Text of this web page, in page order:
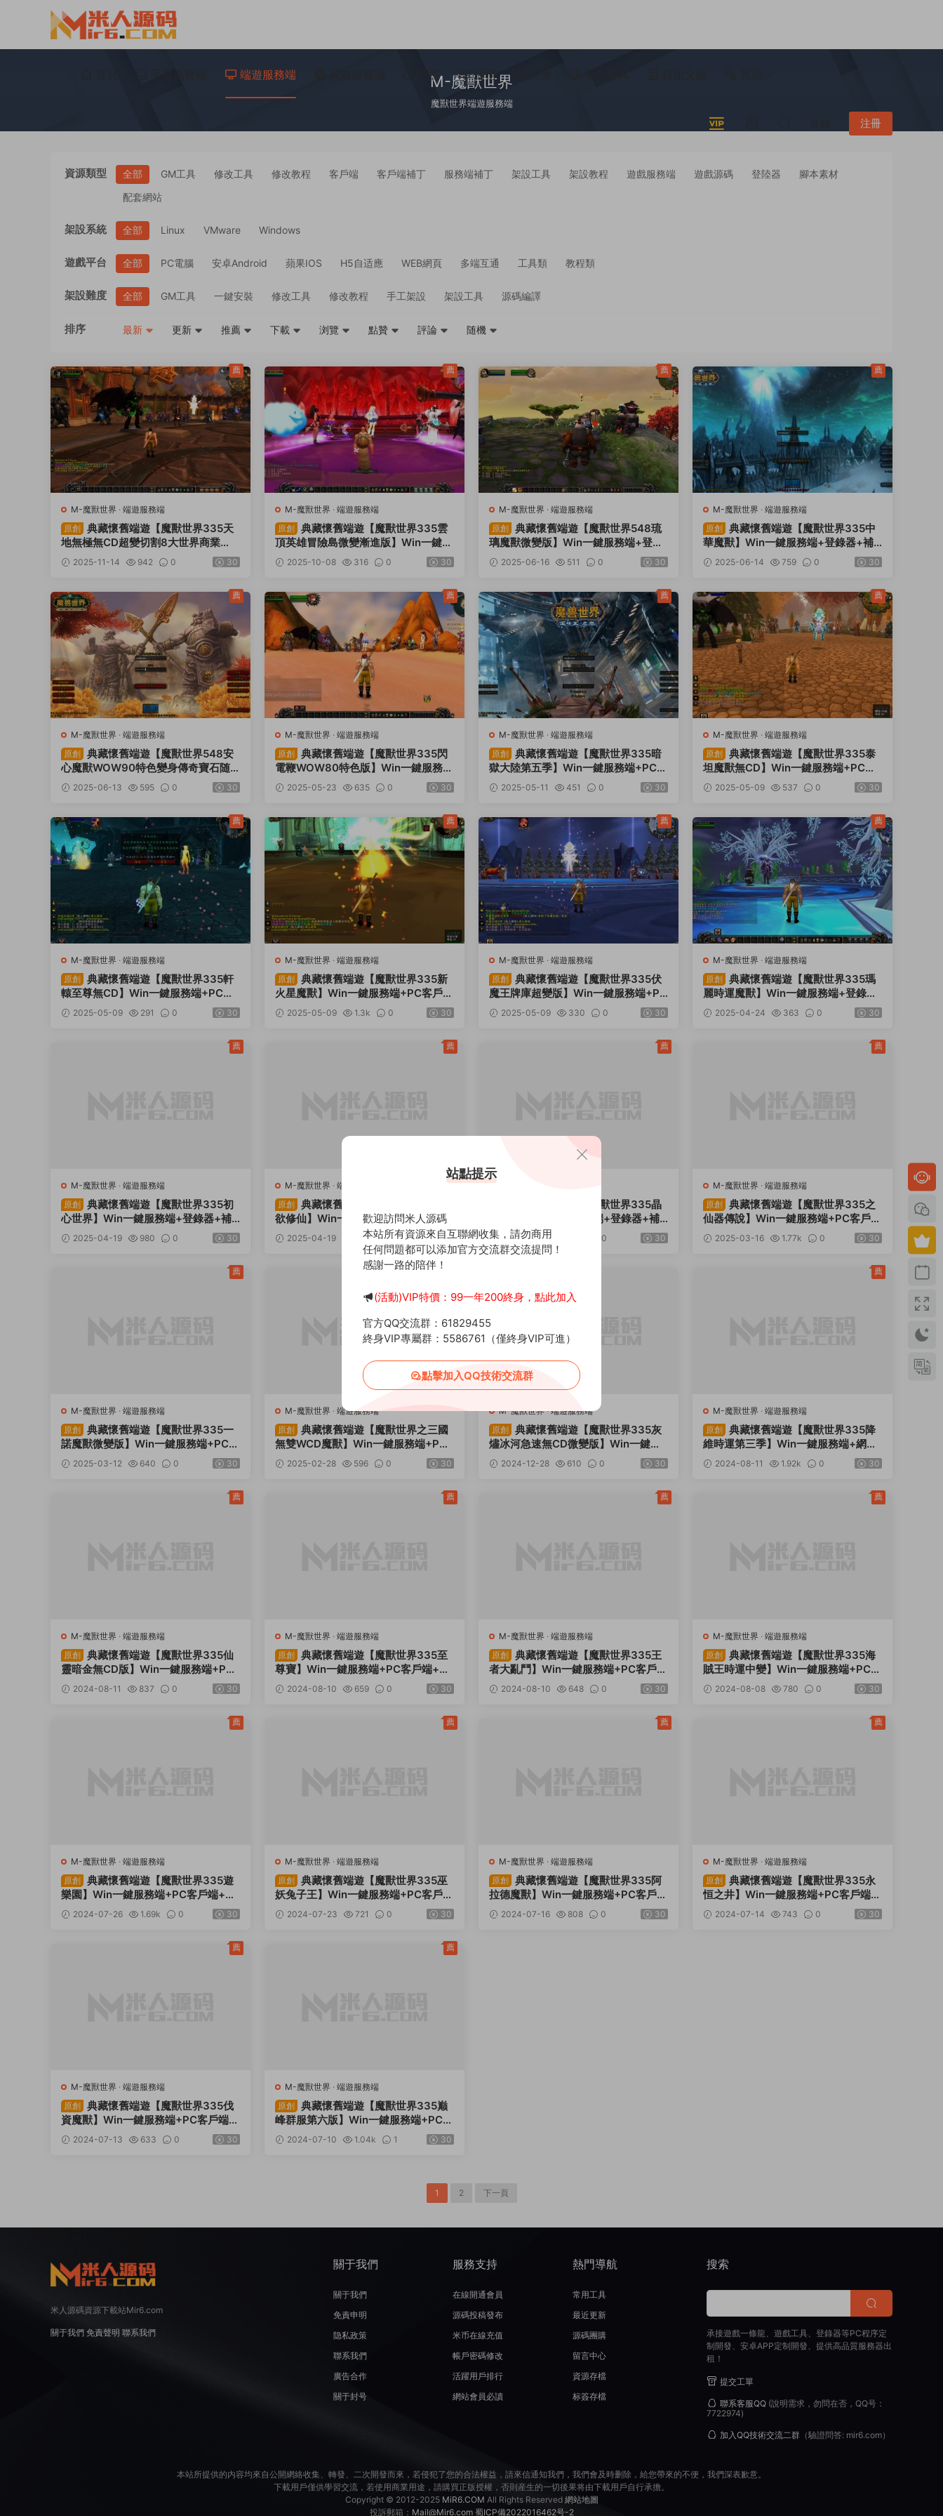
端遊服務端 問答 任務
注冊
M-魔獸世界
魔獸世界端遊服務端
資源類型 全部 GM工具 修改工具 修改教程 客戶端 客戶端補丁 服務端補丁 架設工具 架設教程 遊戲服務端 遊戲源碼 登陸器
腳本素材
配套網站
架設系統 全部 Linux VMware Windows
遊戲平台 全部 PC電腦 安卓Android 蘋果IOS H5自适應 WEB網頁 多端互通 工具類 教程類
架設難度 全部 GM工具 一鍵安裝 修改工具 修改教程 手工架設 架設工具 源碼編譯
排序 最新 更新 推薦 下載 浏覽 點贊 評論 随機
M-魔獸世界 · 端遊服務端
原創
典藏懷舊端遊【魔獸世界335天
地無極無CD超變切割8大世界商業
版】Win一鍵服務端+網頁注冊+GM指
令教程+PC客戶端+視頻架設教程
2025-11-14 942 0 30
薦
M-魔獸世界 · 端遊服務端
原創
典藏懷舊端遊【魔獸世界335雲
頂英雄冒險島微變漸進版】Win一鍵服
務端+登錄器+補丁+GM指令教程+視
頻架設教程
2025-10-08 316 0 30
薦
M-魔獸世界 · 端遊服務端
原創
典藏懷舊端遊【魔獸世界548琉
璃魔獸微變版】Win一鍵服務端+登錄
器+補丁+GM指令教程+視頻架設教程
2025-06-16 511 0 30
薦
M-魔獸世界 · 端遊服務端
原創
典藏懷舊端遊【魔獸世界335中
華魔獸】Win一鍵服務端+登錄器+補
丁+GM指令教程+視頻架設教程
2025-06-14 759 0 30
薦
M-魔獸世界 · 端遊服務端
原創
典藏懷舊端遊【魔獸世界548安
心魔獸WOW90特色變身傳奇寶石随
機附魔微變端】Win一鍵服務端+登錄
器+補丁+GM指令教程+視頻架設教程
2025-06-13 595 0 30
薦
M-魔獸世界 · 端遊服務端
原創
典藏懷舊端遊【魔獸世界335閃
電鞭WOW80特色版】Win一鍵服務端
+登錄器+補丁+GM指令教程+視頻架
設教程
2025-05-23 635 0 30
薦
M-魔獸世界 · 端遊服務端
原創
典藏懷舊端遊【魔獸世界335暗
獄大陸第五季】Win一鍵服務端+PC客
戶端+網頁注冊+GM指令教程+視頻架
設教程
2025-05-11 451 0 30
薦
M-魔獸世界 · 端遊服務端
原創
典藏懷舊端遊【魔獸世界335泰
坦魔獸無CD】Win一鍵服務端+PC客
戶端+登錄器生成器+網頁注冊+GM指
令教程+視頻架設教程
2025-05-09 537 0 30
薦
M-魔獸世界 · 端遊服務端
原創
典藏懷舊端遊【魔獸世界335軒
轅至尊無CD】Win一鍵服務端+PC客
戶端+登錄器生成器+網頁注冊+GM指
令教程+視頻架設教程
2025-05-09 291 0 30
薦
M-魔獸世界 · 端遊服務端
原創
典藏懷舊端遊【魔獸世界335新
火星魔獸】Win一鍵服務端+PC客戶端
+登錄器生成器+網頁注冊+GM指令教
程+視頻架設教程
2025-05-09 1.3k 0 30
薦
M-魔獸世界 · 端遊服務端
原創
典藏懷舊端遊【魔獸世界335伏
魔王牌庫超變版】Win一鍵服務端+PC
客戶端+登錄器生成器+網頁注冊+GM
指令教程+視頻架設教程
2025-05-09 330 0 30
薦
M-魔獸世界 · 端遊服務端
原創
典藏懷舊端遊【魔獸世界335瑪
麗時運魔獸】Win一鍵服務端+登錄器
+補丁+GM指令教程+視頻架設教程
2025-04-24 363 0 30
薦
M-魔獸世界 · 端遊服務端
原創
典藏懷舊端遊【魔獸世界335初
心世界】Win一鍵服務端+登錄器+補
丁+網頁注冊+GM指令教程+視頻架設
教程
2025-04-19 980 0 30
薦
M-魔獸世界 · 端遊服務端
原創
典藏懷舊端遊【魔獸世界335我
欲修仙】Win一鍵服務端+登錄器+補
丁+網頁注冊+GM指令教程+視頻架設
教程
2025-04-19 319 0 30
薦
典藏懷舊端遊【魔獸世界335晶
歌森林】Win一鍵服務端+登錄器+補
丁+GM指令教程+視頻架設教程
2025-04-18 0 30
薦
M-魔獸世界 · 端遊服務端
原創
典藏懷舊端遊【魔獸世界335之
仙器傳說】Win一鍵服務端+PC客戶端
+網頁注冊+GM指令教程+視頻架設教
程
2025-03-16 1.77k 0 30
薦
M-魔獸世界 · 端遊服務端
原創
典藏懷舊端遊【魔獸世界335一
諾魔獸微變版】Win一鍵服務端+PC客
戶端+網頁注冊+GM指令教程+視頻架
設教程
2025-03-12 640 0 30
薦
M-魔獸世界 · 端遊服務端
原創
典藏懷舊端遊【魔獸世界之三國
無雙WCD魔獸】Win一鍵服務端+PC
客戶端+登錄器生成器+網頁注冊+物品
ID+視頻架設教程
2025-02-28 596 0 30
M-魔獸世界·端遊服務端
原創
典藏懷舊端遊【魔獸世界335灰
燼冰河急速無CD微變版】Win一鍵服
務端+PC客戶端+攻略贊助+網頁注冊
+GM指令教程+視頻架設教程
2024-12-28 610 0 30
M-魔獸世界 · 端遊服務端
原創
典藏懷舊端遊【魔獸世界335降
維時運第三季】Win一鍵服務端+網頁
注冊+PC客戶端+視頻架設教程
2024-08-11 1.92k 0 30
薦
M-魔獸世界 · 端遊服務端
原創
典藏懷舊端遊【魔獸世界335仙
靈暗金無CD版】Win一鍵服務端+PC
客戶端+網頁注冊+GM指令教程+視頻
架設教程
2024-08-11 837 0 30
薦
M-魔獸世界 · 端遊服務端
原創
典藏懷舊端遊【魔獸世界335至
尊寶】Win一鍵服務端+PC客戶端+網
頁注冊+GM指令教程+視頻架設教程
2024-08-10 659 0 30
薦
M-魔獸世界 · 端遊服務端
原創
典藏懷舊端遊【魔獸世界335王
者大亂鬥】Win一鍵服務端+PC客戶端
+網頁注冊+GM指令教程+視頻架設教
程
2024-08-10 648 0 30
薦
M-魔獸世界 · 端遊服務端
原創
典藏懷舊端遊【魔獸世界335海
賊王時運中變】Win一鍵服務端+PC客
戶端+網頁注冊+GM指令教程+視頻架
設教程
2024-08-08 780 0 30
薦
M-魔獸世界 · 端遊服務端
原創
典藏懷舊端遊【魔獸世界335遊
樂園】Win一鍵服務端+PC客戶端+網
頁注冊+GM指令教程+視頻架設教程
2024-07-26 1.69k 0 30
薦
M-魔獸世界 · 端遊服務端
原創
典藏懷舊端遊【魔獸世界335巫
妖兔子王】Win一鍵服務端+PC客戶端
+網頁注冊+GM指令教程+視頻架設教
程
2024-07-23 721 0 30
薦
M-魔獸世界 · 端遊服務端
原創
典藏懷舊端遊【魔獸世界335阿
拉德魔獸】Win一鍵服務端+PC客戶端
+網頁注冊+GM指令教程+視頻架設教
程
2024-07-16 808 0 30
薦
M-魔獸世界 · 端遊服務端
原創
典藏懷舊端遊【魔獸世界335永
恒之井】Win一鍵服務端+PC客戶端
+網頁注冊+GM指令教程+視頻架設教
程
2024-07-14 743 0 30
薦
M-魔獸世界 · 端遊服務端
原創
典藏懷舊端遊【魔獸世界335伐
資魔獸】Win一鍵服務端+PC客戶端
+網頁注冊+GM指令教程+視頻架設教
程
2024-07-13 633 0 30
薦
M-魔獸世界 · 端遊服務端
原創
典藏懷舊端遊【魔獸世界335巅
峰群服第六版】Win一鍵服務端+PC客
戶端+網頁注冊+GM指令教程+視頻架
設教程
2024-07-10 1.04k 1 30
薦
1 2 下一頁
米人源碼資源下載站Mir6.com
關于我們 免責聲明 聯系我們
關于我們
關于我們
免責申明
隐私政策
聯系我們
廣告合作
關于封号
服務支持
在線開通會員
源碼投稿發布
米币在線充值
帳戶密碼修改
活躍用戶排行
網站會員必讀
熱門導航
常用工具
最近更新
源碼團購
留言中心
資源存檔
标簽存檔
搜索
承接遊戲一條龍、遊戲工具、登錄器等PC程序定
制開發、安卓APP定制開發、提供高品質服務器出
租！
提交工單
聯系客服QQ(說明需求，勿問在否，QQ号：
7722974)
加入QQ技術交流二群（驗證問答: mir6.com）
本站所提供的内容均來自公開網絡收集、轉發、二次開發而來，若侵犯了您的合法權益，請來信通知我們，我們會及時删除，給您帶來的不便，我們深表歉意。
下載用戶僅供學習交流，若使用商業用途，請購買正版授權，否則産生的一切後果将由下載用戶自行承擔。
Copyright © 2012-2025 MiR6.COM All Rights Reserved 網站地圖
投訴郵箱： Mail@Mir6.com 蜀ICP備2022016462号-2
站點提示
歡迎訪問米人源碼
本站所有資源來自互聯網收集，請勿商用
任何問題都可以添加官方交流群交流提問！
感謝一路的陪伴！
(活動)VIP特價：99一年200終身，點此加入
官方QQ交流群：61829455
終身VIP專屬群：5586761（僅終身VIP可進）
點擊加入QQ技術交流群